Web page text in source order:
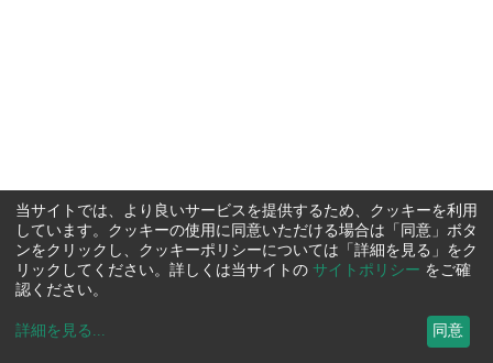
当サイトでは、より良いサービスを提供するため、クッキーを利用
しています。クッキーの使用に同意いただける場合は「同意」ボタ
ンをクリックし、クッキーポリシーについては「詳細を見る」をク
リックしてください。詳しくは当サイトの サイトポリシー をご確
認ください。
詳細を見る ... 同意